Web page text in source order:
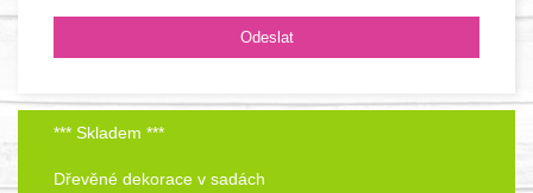
*** Skladem ***
Dřevěné dekorace v sadách